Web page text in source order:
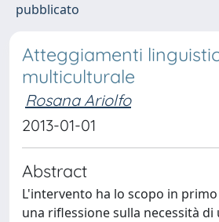
pubblicato
Atteggiamenti
multiculturale
Rosana Ariolfo
2013-01-01
Abstract
L'intervento ha lo scopo in
una riflessione sulla necessità di